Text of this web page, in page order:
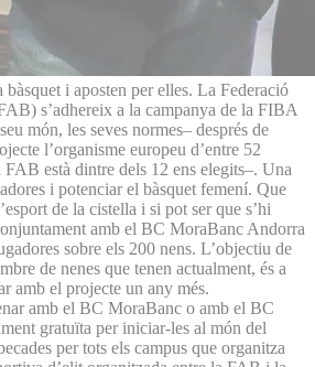
i aposten per elles. La Federació
s’adhereix a la campanya de la FIBA
món, les seves normes– després de
l’organisme europeu d’entre 52
FAB està dintre dels 12 ens elegits–. Una
i potenciar el bàsquet femení. Que
de la cistella i si pot ser que s’hi
amb el BC MoraBanc Andorra
sobre els 200 nens. L’objectiu de
de nenes que tenen actualment, és a
amb el projecte un any més.
amb el BC MoraBanc o amb el BC
gratuïta per iniciar-les al món del
per tots els campus que organitza